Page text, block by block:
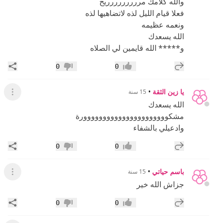
فعلا قيام الليل لذه لاتضاهيها لذه
ونعمه عظيمه
الله يسعدك
و***** الله قايمين لي الصلاه
إضافة رد جديد إعجاب0 عدم إعجاب
0
يا زين الثقة • 15 سنة عرض
الله يسعدك
مشكوووووووووووووووووووووورة
وادعيلي بالشفاء
إضافة رد جديد إعجاب0 عدم إعجاب
0
باسم حياتي • 15 سنة عرض
جزاش الله خير
إضافة رد جديد إعجاب0 عدم إعجاب
0